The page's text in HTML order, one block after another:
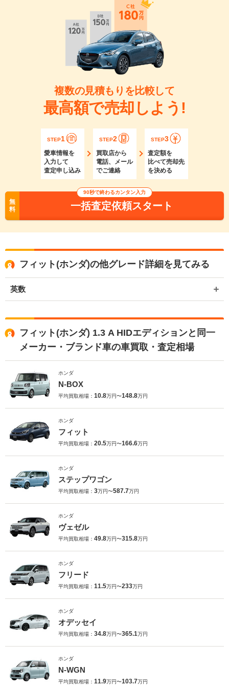
複数の見積もりを比較して
最高額で売却しよう!
STEP1
愛車情報を
入力して
査定申し込み
STEP2
買取店から
電話、メール
でご連絡
STEP3
査定額を
比べて売却先
を決める
無
料
90秒で終わるカンタン入力
一括査定依頼スタート
フィット(ホンダ)の他グレード詳細を見てみる
英数
フィット(ホンダ) 1.3 A HIDエディションと同一
メーカー・ブランド車の車買取・査定相場
ホンダ
N-BOX
平均買取相場： 10.8万円〜148.8万円
ホンダ
フィット
平均買取相場： 20.5万円〜166.6万円
ホンダ
ステップワゴン
平均買取相場： 3万円〜587.7万円
ホンダ
ヴェゼル
平均買取相場： 49.8万円〜315.8万円
ホンダ
フリード
平均買取相場： 11.5万円〜233万円
ホンダ
オデッセイ
平均買取相場： 34.8万円〜365.1万円
ホンダ
N-WGN
平均買取相場： 11.9万円〜103.7万円